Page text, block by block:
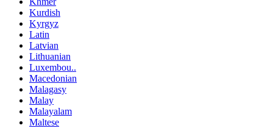
Kurdish
Kyrgyz
Latin
Latvian
Lithuanian
Luxembou..
Macedonian
Malagasy
Malay
Malayalam
Maltese